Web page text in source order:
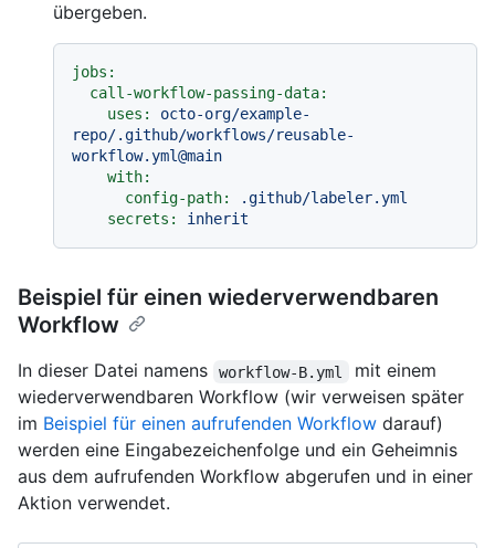
übergeben.
jobs:
call-workflow-passing-data:
uses:
octo-org/example-
repo/.github/workflows/reusable-
workflow.yml@main
with:
config-path:
.github/labeler.yml
secrets:
inherit
Beispiel für einen wiederverwendbaren
Workflow
In dieser Datei namens workflow-B.yml
mit einem
wiederverwendbaren Workflow (wir verweisen später
im Beispiel für einen aufrufenden Workflow darauf)
werden eine Eingabezeichenfolge und ein Geheimnis
aus dem aufrufenden Workflow abgerufen und in einer
Aktion verwendet.